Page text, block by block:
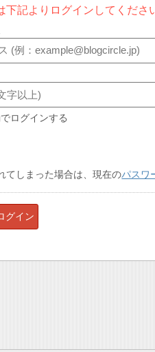
下記よりログインしてくださ
ログインする
てしまった場合は、現在のパスワ
グイン